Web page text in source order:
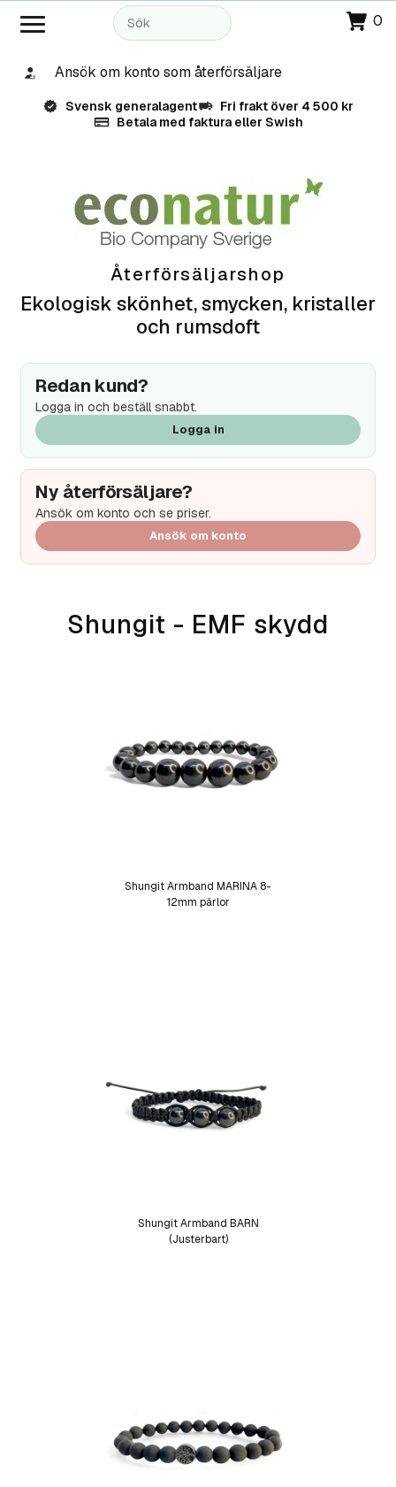
0
Ansök om konto som återförsäljare
Svensk generalagent
Fri frakt över 4 500 kr
Betala med faktura eller Swish
Återförsäljarshop
Ekologisk skönhet, smycken, kristaller
och rumsdoft
Redan kund?
Logga in och beställ snabbt.
Logga in
Ny återförsäljare?
Ansök om konto och se priser.
Ansök om konto
Shungit - EMF skydd
Shungit Armband MARINA 8-
12mm pärlor
Shungit Armband BARN
(Justerbart)